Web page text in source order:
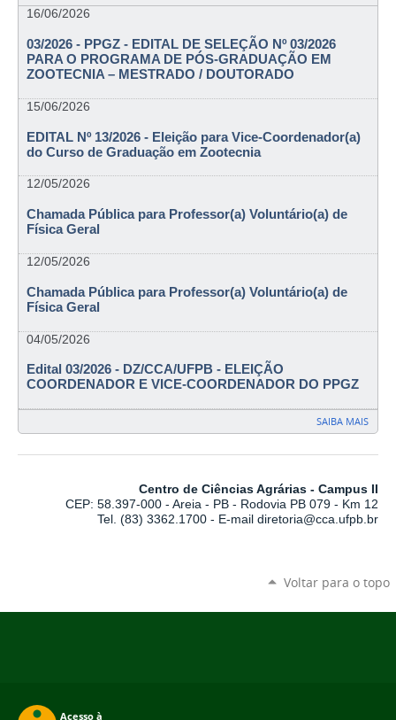
16/06/2026
03/2026 - PPGZ - EDITAL DE SELEÇÃO Nº 03/2026
PARA O PROGRAMA DE PÓS-GRADUAÇÃO EM
ZOOTECNIA – MESTRADO / DOUTORADO
15/06/2026
EDITAL Nº 13/2026 - Eleição para Vice-Coordenador(a)
do Curso de Graduação em Zootecnia
12/05/2026
Chamada Pública para Professor(a) Voluntário(a) de
Física Geral
12/05/2026
Chamada Pública para Professor(a) Voluntário(a) de
Física Geral
04/05/2026
Edital 03/2026 - DZ/CCA/UFPB - ELEIÇÃO
COORDENADOR E VICE-COORDENADOR DO PPGZ
SAIBA MAIS
Centro de Ciências Agrárias - Campus II
CEP: 58.397-000 - Areia - PB - Rodovia PB 079 - Km 12
Tel. (83) 3362.1700 - E-mail diretoria@cca.ufpb.br
Voltar para o topo